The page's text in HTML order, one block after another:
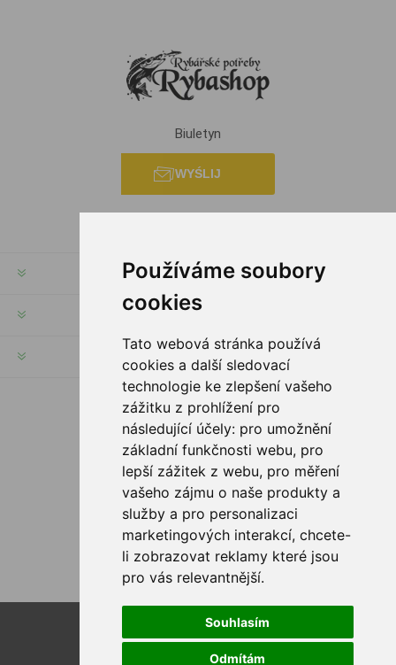
Používáme soubory
cookies
Tato webová stránka používá
cookies a další sledovací
technologie ke zlepšení vašeho
zážitku z prohlížení pro
následující účely: pro umožnění
základní funkčnosti webu, pro
lepší zážitek z webu, pro měření
vašeho zájmu o naše produkty a
služby a pro personalizaci
marketingových interakcí, chcete-
li zobrazovat reklamy které jsou
pro vás relevantnější.
Souhlasím
Odmítám
Biuletyn
WYŚLIJ
INFORMACJE
MOJE KONTO
SERWIS KLIENTA
PODĄŻAJ ZA NAMI
OPCJE PŁATNOŚCI
Powered bynopCommerce
Nop-Templates.com